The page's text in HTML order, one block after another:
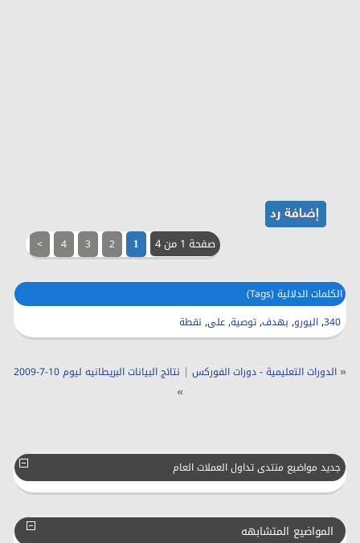
صفحة 1 من 4 1
2
3
4
>
الكلمات الدلالية (Tags)
340
,اليورو, بهدف,توصية,على, نقطة
« الدورات التعليمية - دورات الفوركس | نتائج البيانات البريطانيه ليوم 10-7-2009
»
جديد مواضيع منتدى تداول العملات العام
المواضيع المتشابهه